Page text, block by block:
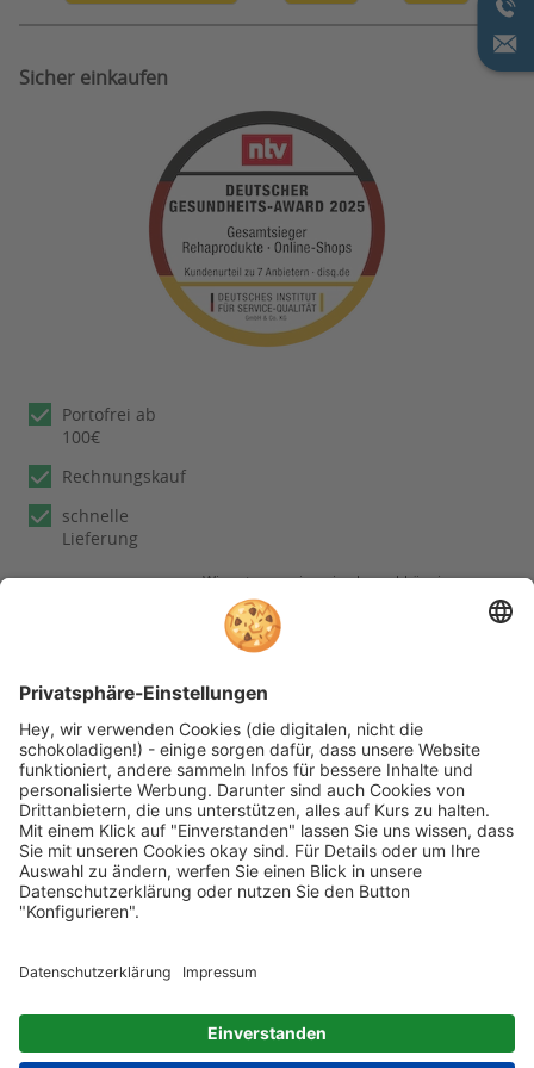
Sicher einkaufen
Portofrei ab
100€
Rechnungskauf
schnelle
Lieferung
Wir nutzen reviews.io als unabhängigen
Dienstleister für die Einholung von
Bewertungen. Erfahren Sie mehr unter
unserenInformationen zu
Kundenbewertungen
Folgen Sie rehashop auch auf folgenden Kanälen
* Alle Preise inkl. gesetzl. Mehrwertsteuer zzgl.
Versandkosten wenn nicht anders beschrieben